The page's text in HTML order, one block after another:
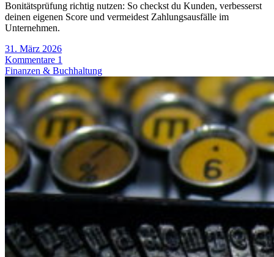
Bonitätsprüfung richtig nutzen: So checkst du Kunden, verbesserst
deinen eigenen Score und vermeidest Zahlungsausfälle im
Unternehmen.
31. März 2026
Kommentare 1
Finanzen & Buchhaltung